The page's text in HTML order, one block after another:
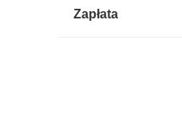
Zapłata